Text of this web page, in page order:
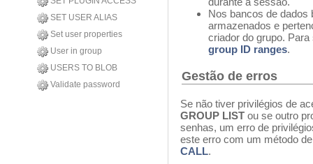
SET USER ALIAS
Set user properties
User in group
USERS TO BLOB
Validate password
Nos bancos de
armazenados e
criador do grupo.
group ID ranges.
Gestão de erros
Se não tiver privilégios de
GROUP LIST ou se outro
senhas, um erro de
este erro com um método
CALL.